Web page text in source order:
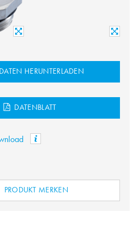
HERUNTERLADEN
DATENBLATT
PRODUKT MERKEN